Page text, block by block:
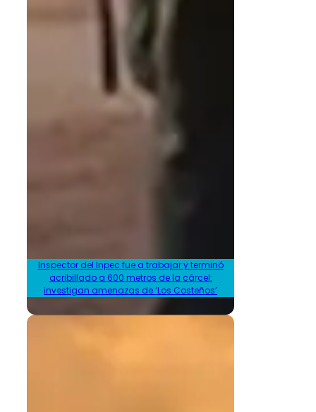
Inspector del Inpec fue a trabajar y terminó
acribillado a 600 metros de la cárcel:
investigan amenazas de ‘Los Costeños’